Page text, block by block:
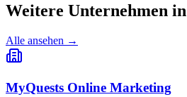
Weitere Unternehmen in
Alle ansehen →
MyQuests Online Marketing